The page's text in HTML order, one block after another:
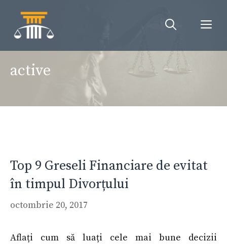
conținut
active
Top 9 Greseli Financiare de evitat
în timpul Divorțului
octombrie 20, 2017
Aflați cum să luați cele mai bune decizii